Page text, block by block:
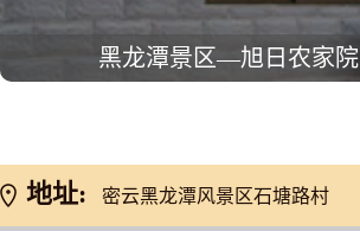
黑龙潭景区—旭日农家院
地址: 密云黑龙潭风景区石塘路村